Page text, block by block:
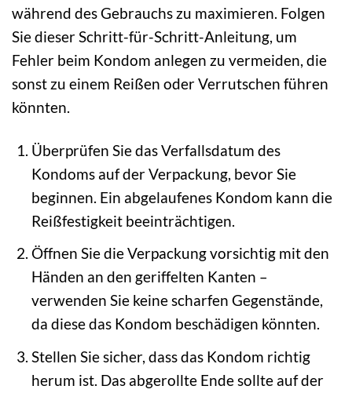
während des Gebrauchs zu maximieren. Folgen
Sie dieser Schritt-für-Schritt-Anleitung, um
Fehler beim Kondom anlegen zu vermeiden, die
sonst zu einem Reißen oder Verrutschen führen
könnten.
Überprüfen Sie das Verfallsdatum des
Kondoms auf der Verpackung, bevor Sie
beginnen. Ein abgelaufenes Kondom kann die
Reißfestigkeit beeinträchtigen.
Öffnen Sie die Verpackung vorsichtig mit den
Händen an den geriffelten Kanten –
verwenden Sie keine scharfen Gegenstände,
da diese das Kondom beschädigen könnten.
Stellen Sie sicher, dass das Kondom richtig
herum ist. Das abgerollte Ende sollte auf der